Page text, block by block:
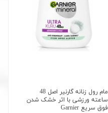
مام رول زنانه گارنیر اصل 48
ساعته ورزشی با اثر خشک شدن
فوق سریع Garnier